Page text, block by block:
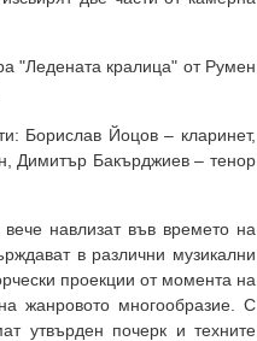
"Ледената кралица" от Румен
Борислав Йоцов – кларинет,
Димитър Бакърджиев – тенор
навлизат във времето на
в различни музикални
проекции от момента на
жанровото многообразие. С
утвърден почерк и техните